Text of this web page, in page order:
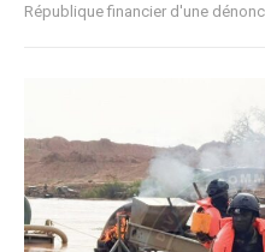
République financier d'une